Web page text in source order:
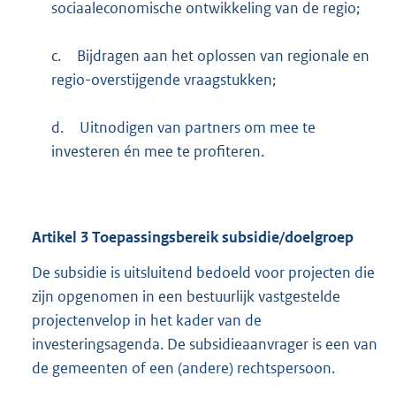
sociaaleconomische ontwikkeling van de regio;
c.
Bijdragen aan het oplossen van regionale en
regio-overstijgende vraagstukken;
d.
Uitnodigen van partners om mee te
investeren én mee te profiteren.
Artikel 3Toepassingsbereik subsidie/doelgroep
De subsidie is uitsluitend bedoeld voor projecten die
zijn opgenomen in een bestuurlijk vastgestelde
projectenvelop in het kader van de
investeringsagenda. De subsidieaanvrager is een van
de gemeenten of een (andere) rechtspersoon.